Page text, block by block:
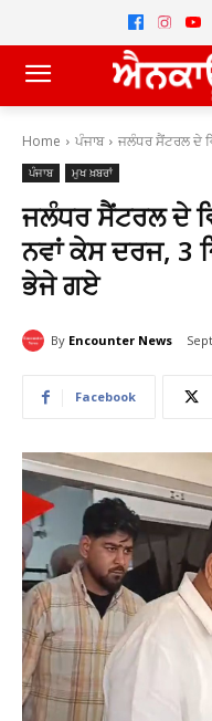
Home ਪੰਜਾਬ ਜਲੰਧਰ ਸੈਂਟਰਲ ਦੇ
ਪੰਜਾਬ ਮੁਖ ਖ਼ਬਰਾਂ
ਜਲੰਧਰ ਸੈਂਟਰਲ ਦੇ
ਨਵਾਂ ਕੇਸ ਦਰਜ, 3
ਭੇਜੇ ਗਏ
By Encounter News
Facebook